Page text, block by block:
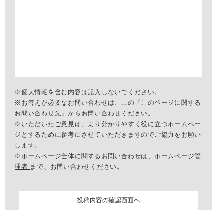
※個人情報を含む内容は記入しないでください。
※お答えが必要なお問い合わせは、上の「このページに関する
お問い合わせ先」からお問い合わせください。
※いただいたご意見は、より分かりやすく役に立つホームペー
ジとするために参考にさせていただきますのでご協力をお願い
します。
※ホームページ全体に関するお問い合わせは、 ホームページ管
理者 まで、お問い合わせください。